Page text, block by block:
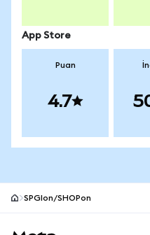
App Store
Puan
4.7
SPGIon/SHOPon